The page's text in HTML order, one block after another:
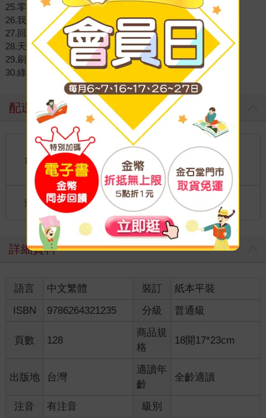
25.零食可以吃嗎
26.我感冒了
27.回到家，先洗手
28.天涼哈個啾
29.刷牙不偷懶
30.綠豆兵看牙醫
配送方式
台灣
國內宅配：本島、離島
到店取貨：
不限金額免運費
海外
國際快遞：全球
港澳店取：
詳細資料
語言 中文繁體 裝訂
紙本平裝
ISBN
9786264321235 分級 普通級
頁數 128
商品規
格
18開17*23cm
出版地 台灣
適讀年
齡
全齡適讀
注音 有注音 級別